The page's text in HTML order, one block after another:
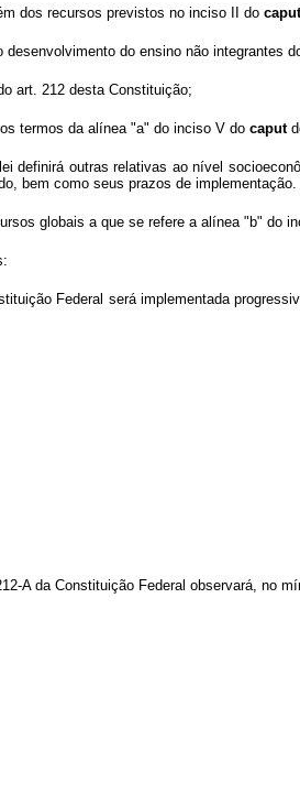
dos recursos previstos no inciso II do caput
do ensino não integrantes
art. 212 desta Constituição;
termos da alínea "a" do inciso V do caput
definirá outras relativas ao nível
bem como seus prazos de implementação.
globais a que se refere a alínea "b" do
Federal será implementada
A da Constituição Federal observará, no